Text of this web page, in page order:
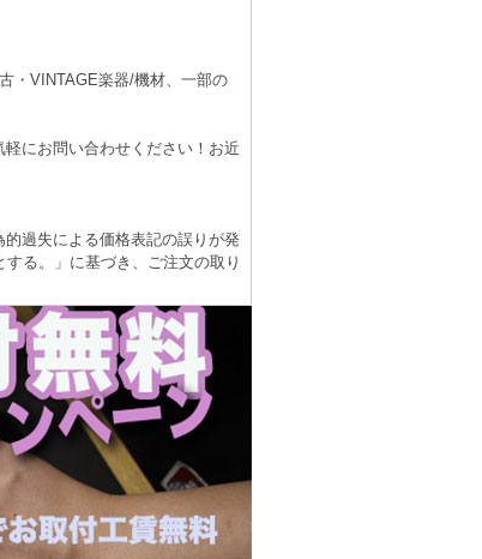
・VINTAGE楽器/機材、一部の
にお問い合わせください！お近
過失による価格表記の誤りが発
る。」に基づき、ご注文の取り